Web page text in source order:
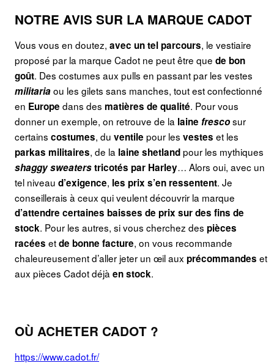
NOTRE AVIS SUR LA MARQUE CADOT
Vous vous en doutez, avec un tel parcours, le vestiaire
proposé par la marque Cadot ne peut être que de bon
goût. Des costumes aux pulls en passant par les vestes
militariaou les gilets sans manches, tout est confectionné
en Europe dans des matières de qualité. Pour vous
donner un exemple, on retrouve de la laine frescosur
certains costumes, du ventile pour les vestes et les
parkas militaires, de la laine shetlandpour les mythiques
shaggy sweaterstricotés par Harley… Alors oui, avec un
tel niveau d’exigence, les prix s’en ressentent. Je
conseillerais à ceux qui veulent découvrir la marque
d’attendre certaines baisses de prix sur des fins de
stock. Pour les autres, si vous cherchez des pièces
racées etde bonne facture, on vous recommande
chaleureusement d’aller jeter un œil aux précommandes et
aux pièces Cadot déjà en stock.
OÙ ACHETER CADOT ?
https://www.cadot.fr/